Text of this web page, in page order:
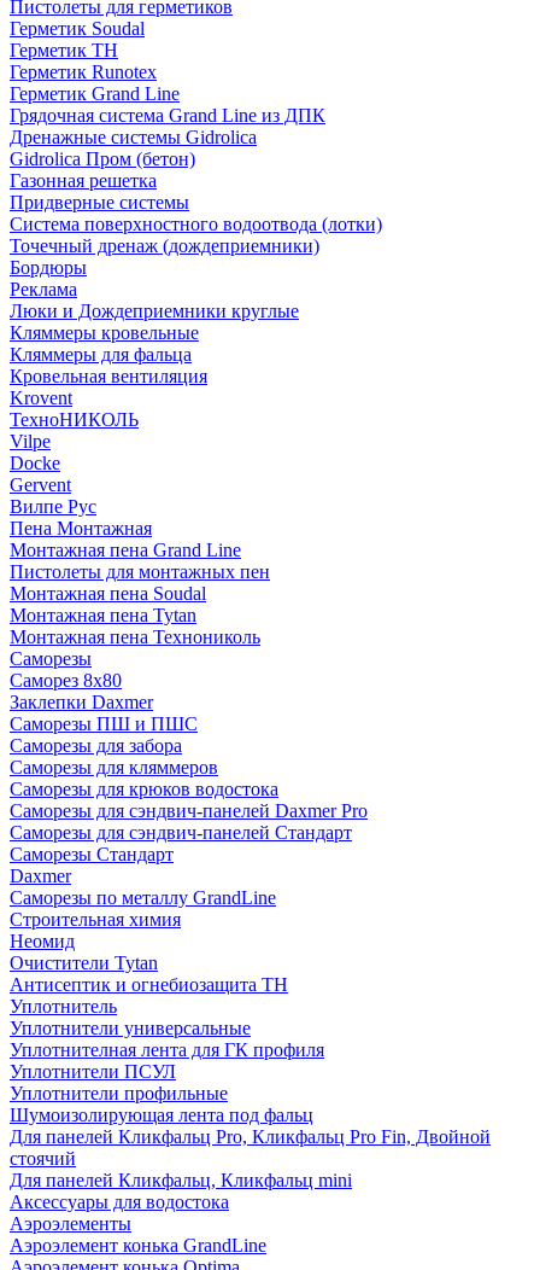
Пистолеты для герметиков
Герметик Soudal
Герметик ТН
Герметик Runotex
Герметик Grand Line
Грядочная система Grand Line из ДПК
Дренажные системы Gidrolica
Gidrolica Пром (бетон)
Газонная решетка
Придверные системы
Система поверхностного водоотвода (лотки)
Точечный дренаж (дождеприемники)
Бордюры
Рекламa
Люки и Дождеприемники круглые
Кляммеры кровельные
Кляммеры для фальца
Кровельная вентиляция
Krovent
ТехноНИКОЛЬ
Vilpe
Docke
Gervent
Вилпе Рус
Пена Монтажнaя
Монтажная пена Grand Linе
Пистолеты для монтажных пен
Монтажная пена Soudal
Монтажная пена Tytan
Монтажная пена Технониколь
Саморезы
Саморез 8х80
Заклепки Daxmer
Саморезы ПШ и ПШС
Саморезы для забора
Саморезы для кляммеров
Саморезы для крюков водостока
Саморезы для сэндвич-панелей Daxmer Pro
Саморезы для сэндвич-панелей Стандарт
Саморезы Стандарт
Daxmer
Саморезы по металлу GrandLine
Строительная химия
Неомид
Очистители Tytan
Антисептик и огнебиозащита ТН
Уплотнитель
Уплотнители универсальные
Уплотнителная лента для ГК профиля
Уплотнители ПСУЛ
Уплотнители профильные
Шумоизолирующая лента под фальц
Для панелей Кликфальц Pro, Кликфальц Pro Fin, Двойной
стоячий
Для панелей Кликфальц, Кликфальц mini
Аксессуары для водостока
Аэроэлементы
Аэроэлемент конька GrandLine